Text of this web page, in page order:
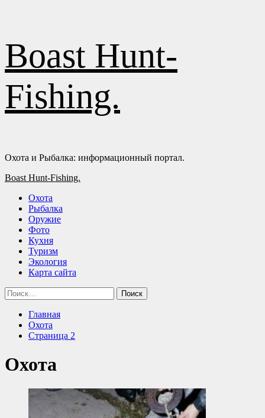
содержимому
Boast Hunt-
Fishing.
Охота и Рыбалка: информационный портал.
Основное
Boast Hunt-Fishing.
Охота
Рыбалка
Оружие
Фото
Кухня
Туризм
Экология
Карта сайта
Найти:
Главная
Охота
Страница 2
Охота